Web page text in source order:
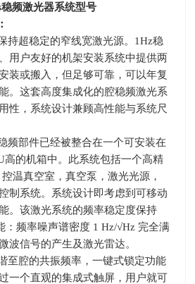
稳频激光器系统型号
持超稳定的窄线宽激光源。 1Hz稳
用户友好的机架安装系统中提供两
装或搬入，但足够可靠，可以年复
。这套高度集成化的腔稳频激光系
性，系统设计兼顾高性能与系统尺
频部件已经被整合在一个可安装在
高的机箱中。此系统包括一个高精
温真空室，真空泵，激光光源，
制系统。系统设计即考虑到可移动
。该激光系统的频率稳定度保持
：频率噪声谱密度 1 Hz/√Hz 完全满
波信号的产生及激光雷达。
至腔的共振频率，一键式锁定功能
一个直观的集成式触屏，用户就可